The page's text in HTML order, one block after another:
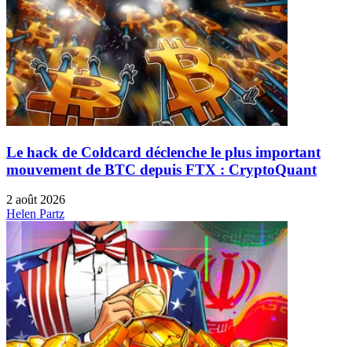
Le hack de Coldcard déclenche le plus important
mouvement de BTC depuis FTX : CryptoQuant
2 août 2026
Helen Partz